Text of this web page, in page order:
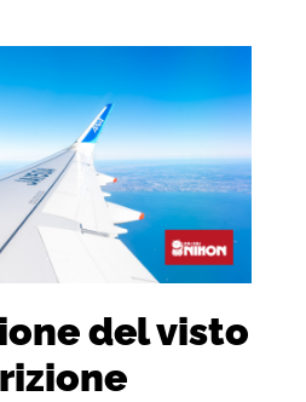
del visto